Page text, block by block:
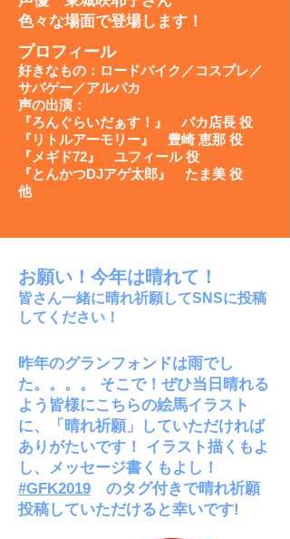
​​色々な場面で登場します！
プロフィール
好きなもの：ロードバイク／コスプレ／
サバゲー／アルパカ
声の出演：
『ろんぐらいだぁす！』 パカ店長 役
『リトルアーモリー』 豊崎 恵那 役
『メギド72』 ユフィール 役
『とんかつDJアゲ太郎』 たま美 役
他
お願い！今年は晴れて！
皆さん一緒に晴れ祈願してSNSに投稿
してください！
昨年のグランフォンドは雨でし
た。。。。 そこで！ぜひ当日晴れる
よう皆様にこちらの絵馬イラスト
に、「晴れ祈願」していただければ
ありがたいです！ イラスト描くもよ
し、メッセージ書くもよし！
#GFK2019 のタグ付きで晴れ祈願
投稿していただけると幸いです!